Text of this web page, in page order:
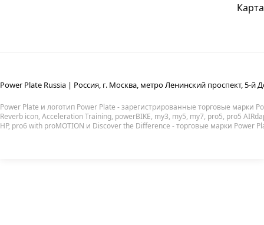
Power Plate Russia | Россия, г. Москва, метро Ленинский проспект, 5-
Power Plate и логотип Power Plate - зарегистрированные торговые марки
Reverb icon, Acceleration Training, powerBIKE, my3, my5, my7, pro5, pro5
HP, pro6 with proMOTION и Discover the Difference - торговые марки Power